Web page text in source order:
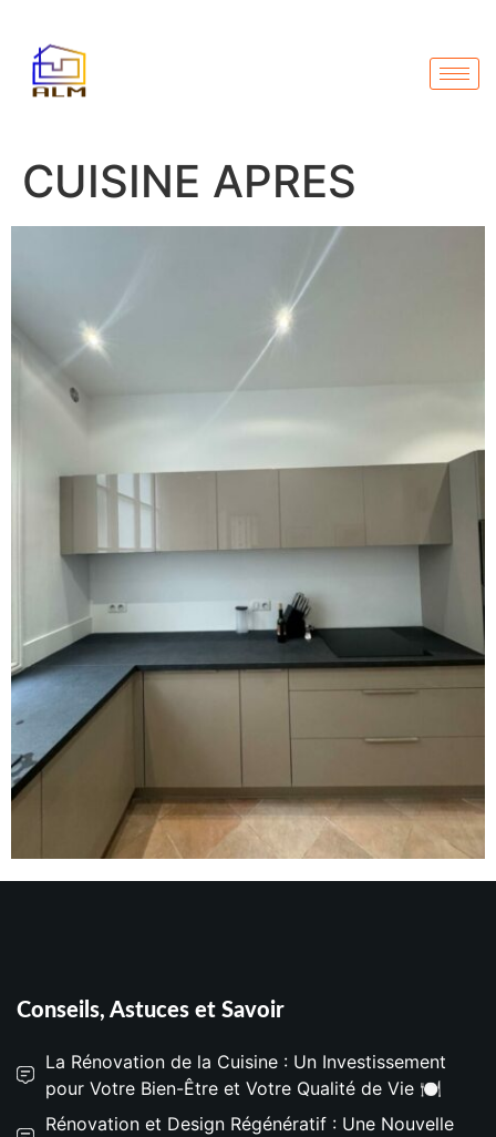
CUISINE APRES
Conseils, Astuces et Savoir
La Rénovation de la Cuisine : Un Investissement
pour Votre Bien-Être et Votre Qualité de Vie 🍽️
Rénovation et Design Régénératif : Une Nouvelle